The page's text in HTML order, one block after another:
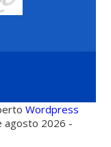
Wordpress
agosto 2026 -